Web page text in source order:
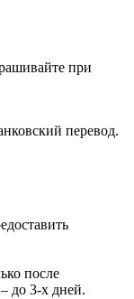
при
перевод.
после
до 3-х дней.